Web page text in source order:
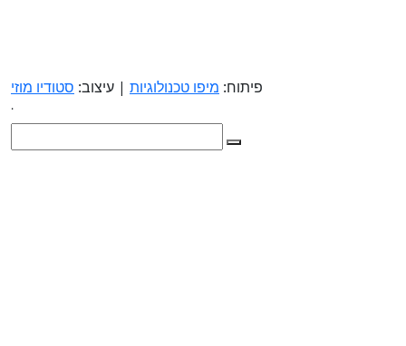
פיתוח: מיפו טכנולוגיות | עיצוב: סטודיו מוזי
.